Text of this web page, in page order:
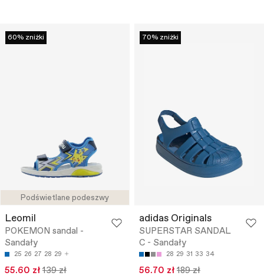
Podświetlane podeszwy
60% zniżki
Leomil
POKEMON sandal -
Sandały
25 26 27 28 29
55.60 zł 139 zł
70% zniżki
adidas Originals
SUPERSTAR SANDAL
C - Sandały
28 29 31 33 34
56.70 zł 189 zł